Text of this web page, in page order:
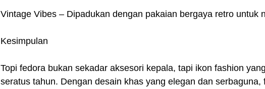
Vintage Vibes – Dipadukan dengan pakaian bergaya retro untuk
Kesimpulan
Topi fedora bukan sekadar aksesori kepala, tapi ikon fashion
seratus tahun. Dengan desain khas yang elegan dan serbaguna,